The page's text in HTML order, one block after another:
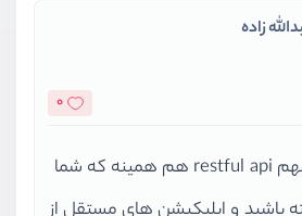
زاده
0
یکی از کاربردهای مهم restful api هم همینه که شما